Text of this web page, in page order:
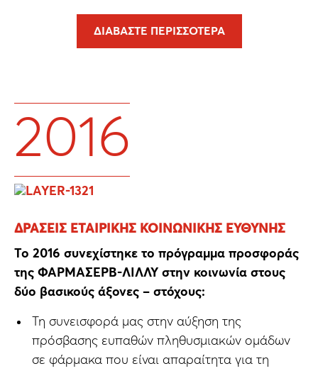
ΔΙΑΒΆΣΤΕ ΠΕΡΙΣΣΌΤΕΡΑ
2016
ΔΡΆΣΕΙΣ ΕΤΑΙΡΙΚΉΣ ΚΟΙΝΩΝΙΚΉΣ ΕΥΘΎΝΗΣ
Το 2016 συνεχίστηκε το πρόγραμμα προσφοράς
της ΦΑΡΜΑΣΕΡΒ-ΛΙΛΛΥ στην κοινωνία στους
δύο βασικούς άξονες – στόχους:
Τη συνεισφορά μας στην αύξηση της
πρόσβασης ευπαθών πληθυσμιακών ομάδων
σε φάρμακα που είναι απαραίτητα για τη